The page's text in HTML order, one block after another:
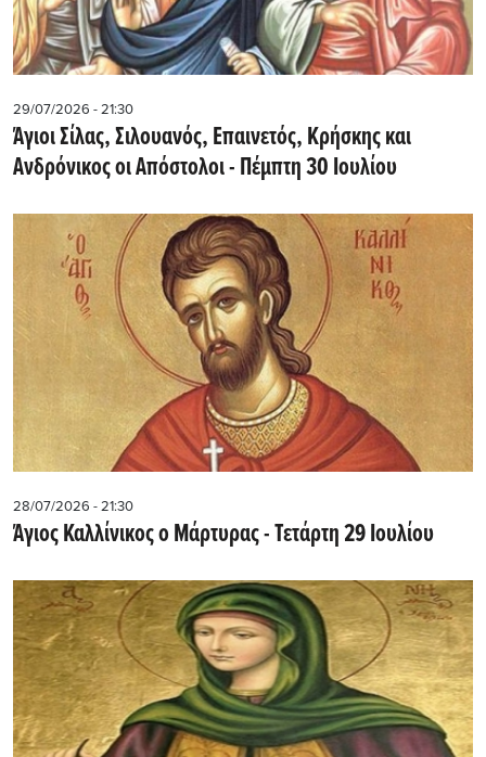
29/07/2026 - 21:30
Άγιοι Σίλας, Σιλουανός, Επαινετός, Κρήσκης και
Ανδρόνικος οι Απόστολοι - Πέμπτη 30 Ιουλίου
28/07/2026 - 21:30
Άγιος Καλλίνικος ο Μάρτυρας - Τετάρτη 29 Ιουλίου